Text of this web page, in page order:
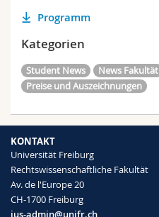
Programm
Kategorien
Student News News Fakultät
Preise und Auszeichnungen
KONTAKT
Universität Freiburg
Rechtswissenschaftliche Fakultät
Av. de l'Europe 20
CH-1700 Freiburg
ius-admin@unifr.ch